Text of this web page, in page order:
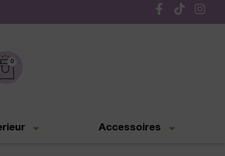
Gratis verzending vanaf € 50,-
0
Accessoires